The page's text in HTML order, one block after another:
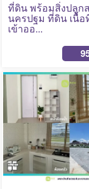
ที่ดิน พร้อมสิ่งปลูก
นครปฐม ที่ดิน เนื้อ
เข้าออ...
No Photo